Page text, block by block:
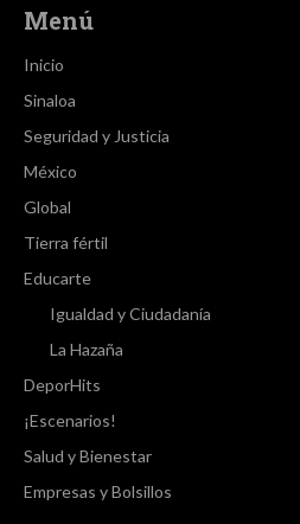
Menú
Inicio
Sinaloa
Seguridad y Justicia
México
Global
Tierra fértil
Educarte
Igualdad y Ciudadanía
La Hazaña
DeporHits
¡Escenarios!
Salud y Bienestar
Empresas y Bolsillos